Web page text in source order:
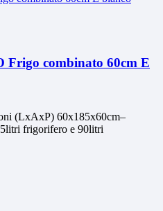
Frigo combinato 60cm E
(LxAxP) 60x185x60cm–
frigorifero e 90litri